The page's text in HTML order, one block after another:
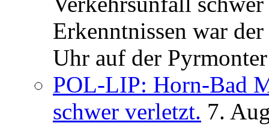
Erkenntnissen war
Uhr auf der
POL-LIP: Horn-Bad
schwer verletzt. 7.